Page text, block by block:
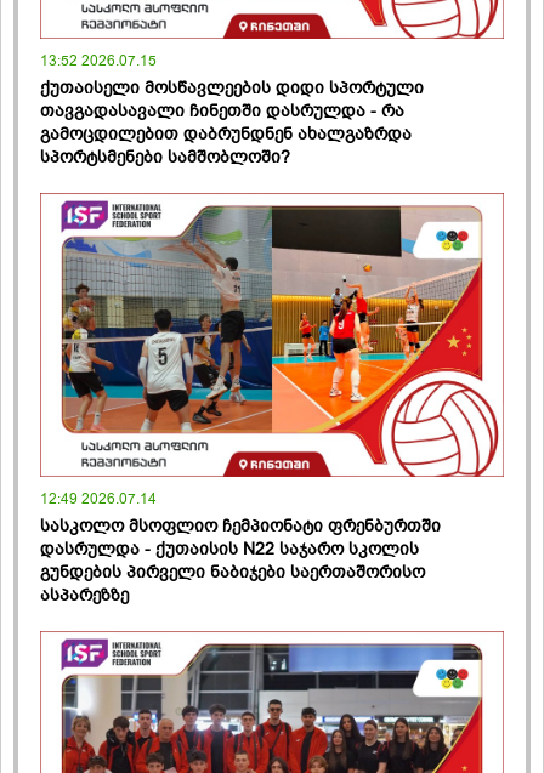
13:52 2026.07.15
ქუთაისელი მოსწავლეების დიდი სპორტული
თავგადასავალი ჩინეთში დასრულდა - რა
გამოცდილებით დაბრუნდნენ ახალგაზრდა
სპორტსმენები სამშობლოში?
12:49 2026.07.14
სასკოლო მსოფლიო ჩემპიონატი ფრენბურთში
დასრულდა - ქუთაისის N22 საჯარო სკოლის
გუნდების პირველი ნაბიჯები საერთაშორისო
ასპარეზზე